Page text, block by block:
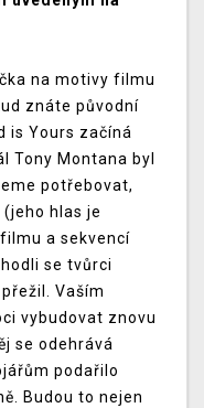
na motivy filmu
znáte původní
is Yours začíná
Tony Montana byl
potřebovat,
hlas je
a sekvencí
se tvůrci
Vaším
vybudovat znovu
se odehrává
podařilo
Budou to nejen